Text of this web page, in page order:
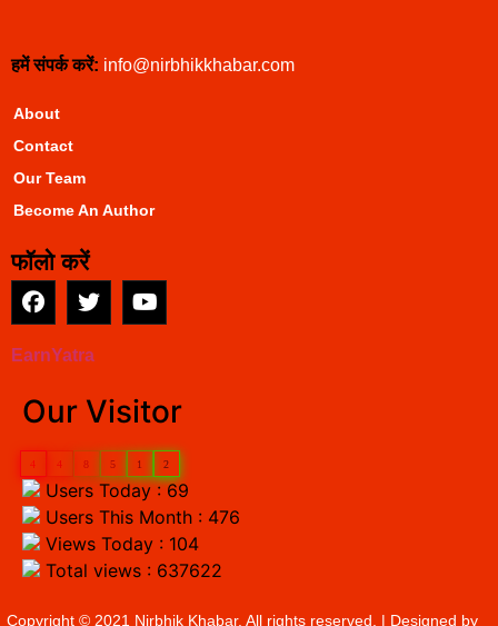
हमें संपर्क करें: info@nirbhikkhabar.com
About
Contact
Our Team
Become An Author
फॉलो करें
EarnYatra
Our Visitor
4 4 5 1 2
Users Today : 69
Users This Month : 476
Views Today : 104
Total views : 637622
Copyright © 2021 Nirbhik Khabar. All rights reserved. | Designed by